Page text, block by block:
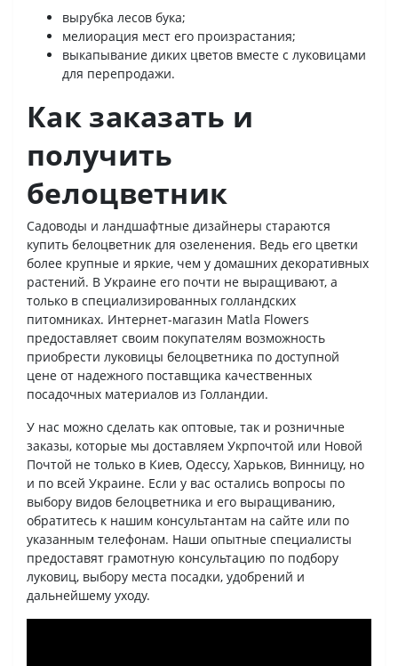
вырубка лесов бука;
мелиорация мест его произрастания;
выкапывание диких цветов вместе с луковицами
для перепродажи.
Как заказать и
получить
белоцветник
Садоводы и ландшафтные дизайнеры стараются
купить белоцветник для озеленения. Ведь его цветки
более крупные и яркие, чем у домашних декоративных
растений. В Украине его почти не выращивают, а
только в специализированных голландских
питомниках. Интернет-магазин Matla Flowers
предоставляет своим покупателям возможность
приобрести луковицы белоцветника по доступной
цене от надежного поставщика качественных
посадочных материалов из Голландии.
У нас можно сделать как оптовые, так и розничные
заказы, которые мы доставляем Укрпочтой или Новой
Почтой не только в Киев, Одессу, Харьков, Винницу, но
и по всей Украине. Если у вас остались вопросы по
выбору видов белоцветника и его выращиванию,
обратитесь к нашим консультантам на сайте или по
указанным телефонам. Наши опытные специалисты
предоставят грамотную консультацию по подбору
луковиц, выбору места посадки, удобрений и
дальнейшему уходу.